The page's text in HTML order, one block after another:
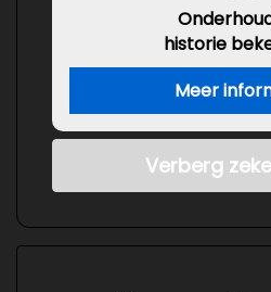
historie
Meer
Verberg